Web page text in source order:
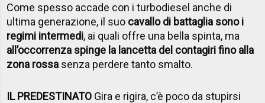
Come spesso accade con i turbodiesel anche di
ultima generazione, il suo cavallo di battaglia sono i
regimi intermedi, ai quali offre una bella spinta, ma
all’occorrenza spinge la lancetta del contagiri fino alla
zona rossa senza perdere tanto smalto.
IL PREDESTINATO Gira e rigira, c’è poco da stupirsi